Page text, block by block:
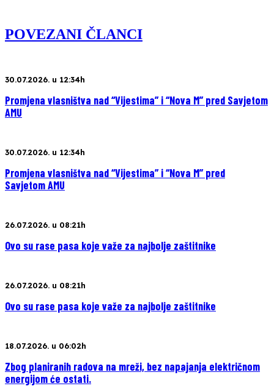
POVEZANI ČLANCI
30.07.2026. u 12:34h
Promjena vlasništva nad “Vijestima” i “Nova M” pred Savjetom
AMU
30.07.2026. u 12:34h
Promjena vlasništva nad “Vijestima” i “Nova M” pred
Savjetom AMU
26.07.2026. u 08:21h
Ovo su rase pasa koje važe za najbolje zaštitnike
26.07.2026. u 08:21h
Ovo su rase pasa koje važe za najbolje zaštitnike
18.07.2026. u 06:02h
Zbog planiranih radova na mreži, bez napajanja električnom
energijom će ostati.